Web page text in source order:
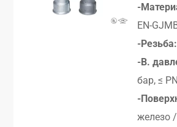
-
EN-
-Резьба:
-В.
бар, ≤
-
железо